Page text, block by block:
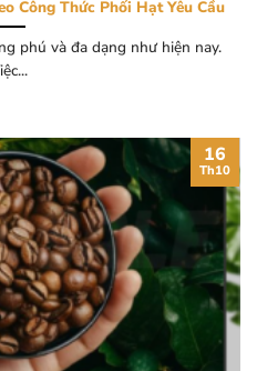
Công Thức Phối Hạt Yêu Cầu
phú và đa dạng như hiện nay.
16
Th10